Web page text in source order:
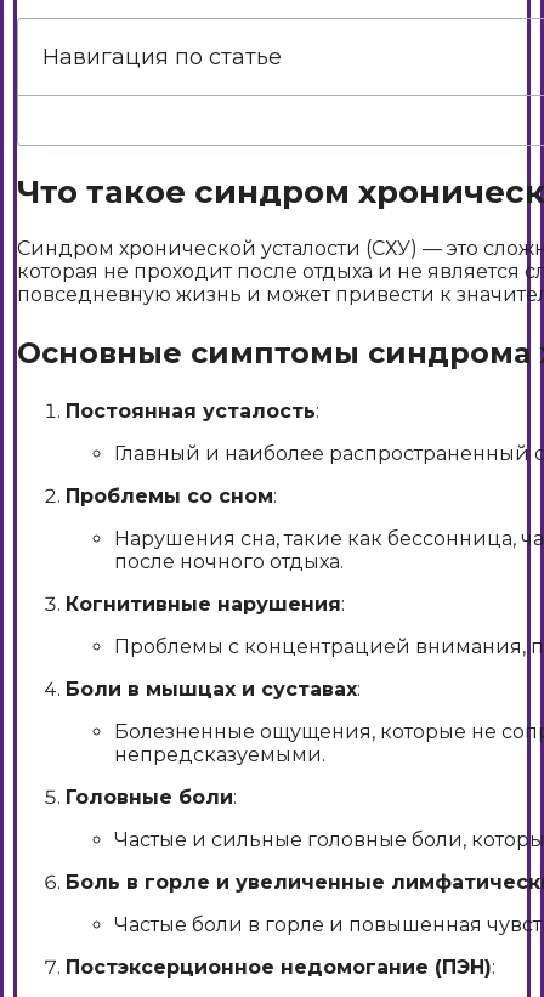
Навигация по статье
Что такое синдром
Синдром хронической усталости (СХУ) — это
которая не проходит после отдыха и не
повседневную жизнь и может привести к
Основные симптомы синдрома
Постоянная усталость:
Главный и наиболее распространенный
Проблемы со сном:
Нарушения сна, такие как бессонница,
после ночного отдыха.
Когнитивные нарушения:
Проблемы с концентрацией внимания,
Боли в мышцах и суставах:
Болезненные ощущения, которые не
непредсказуемыми.
Головные боли:
Частые и сильные головные боли,
Боль в горле и увеличенные
Частые боли в горле и повышенная
Постэксерционное недомогание (ПЭН):